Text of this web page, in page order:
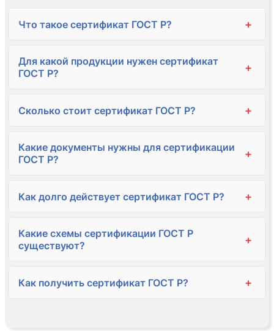
Что такое сертификат ГОСТ Р? +
Для какой продукции нужен сертификат
ГОСТ Р?
+
Сколько стоит сертификат ГОСТ Р? +
Какие документы нужны для сертификации
ГОСТ Р?
+
Как долго действует сертификат ГОСТ Р? +
Какие схемы сертификации ГОСТ Р
существуют?
+
Как получить сертификат ГОСТ Р? +